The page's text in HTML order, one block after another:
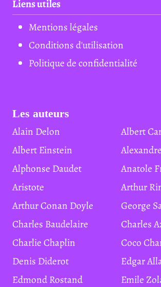
Liens utiles
Mentions légales
Conditions d'utilisation
Politique de confidentialité
Les auteurs
Alain Delon
Albert
Albert Einstein
Alphonse Daudet
Anatole
Aristote
Arthur
Arthur Conan Doyle
George
Charles Baudelaire
Charles
Charlie Chaplin
Coco
Denis Diderot
Edgar
Edmond Rostand
Emile